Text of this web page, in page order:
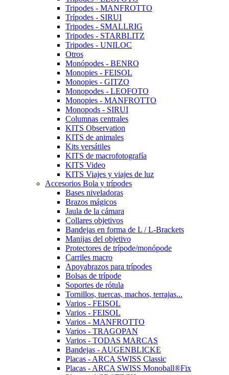
Tripodes - MANFROTTO
Trípodes - SIRUI
Tripodes - SMALLRIG
Tripodes - STARBLITZ
Tripodes - UNILOC
Otros
Monópodes - BENRO
Monopies - FEISOL
Monopies - GITZO
Monopodes - LEOFOTO
Monopies - MANFROTTO
Monopods - SIRUI
Columnas centrales
KITS Observation
KITS de animales
Kits versátiles
KITS de macrofotografía
KITS Video
KITS Viajes y viajes de luz
Accesorios Bola y trípodes
Bases niveladoras
Brazos mágicos
Jaula de la cámara
Collares objetivos
Bandejas en forma de L / L-Brackets
Manijas del objetivo
Protectores de trípode/monópode
Carriles macro
Apoyabrazos para trípodes
Bolsas de trípode
Soportes de rótula
Tornillos, tuercas, machos, terrajas...
Varios - FEISOL
Varios - FEISOL
Varios - MANFROTTO
Varios - TRAGOPAN
Varios - TODAS MARCAS
Bandejas - AUGENBLICKE
Placas - ARCA SWISS Classic
Placas - ARCA SWISS Monoball®Fix